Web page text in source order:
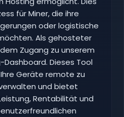
für Miner, die ihre
oder logistische
Als gehosteter
Zugang zu unserem
Dieses Tool
Geräte remote zu
und bietet
Rentabilität und